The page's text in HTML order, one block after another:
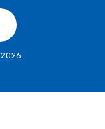
2026